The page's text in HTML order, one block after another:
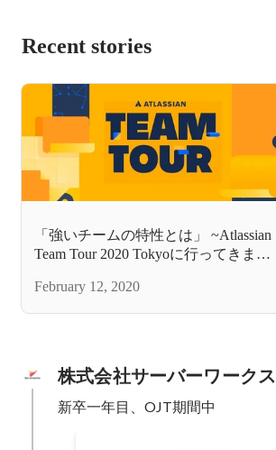
Recent stories
「強いチームの特性とは」 ~Atlassian
Team Tour 2020 Tokyoに行ってきまし
February 12, 2020
株式会社サーバーワークス
新卒一年目、OJT期間中